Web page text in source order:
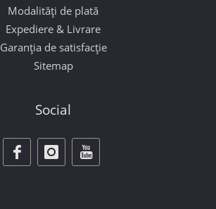
Modalități de plată
Expediere & Livrare
Garanția de satisfacție
Sitemap
Social